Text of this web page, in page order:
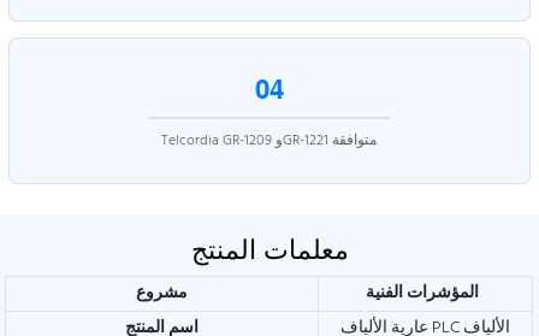
04
Telcordia GR-1209 وGR-1221 متوافقة.
معلمات المنتج
مشروع
المؤشرات الفنية
اسم المنتج
عارية الألياف PLC الألياف